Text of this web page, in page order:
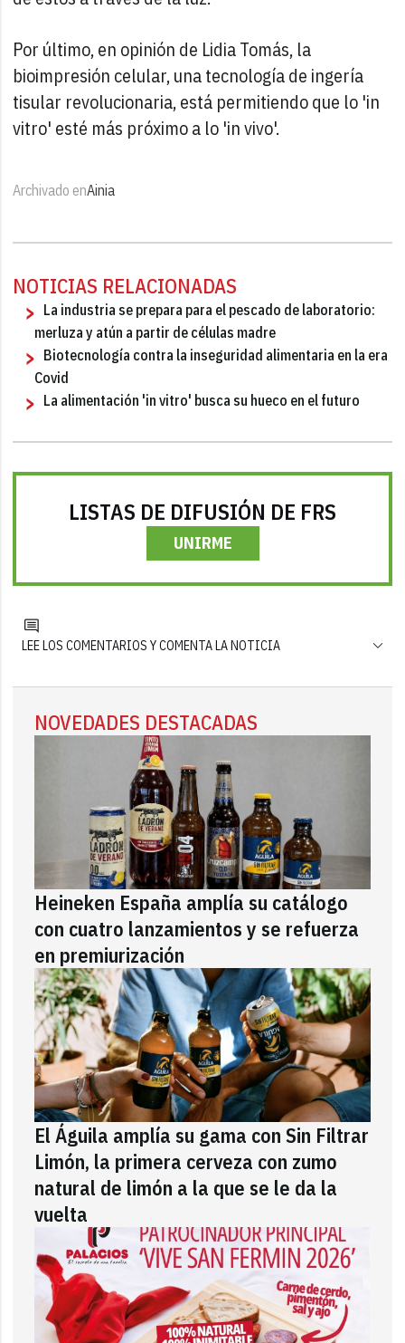
Por último, en opinión de Lidia Tomás, la
bioimpresión celular, una tecnología de ingería
tisular revolucionaria, está permitiendo que lo 'in
vitro' esté más próximo a lo 'in vivo'.
Archivado enAinia
NOTICIAS RELACIONADAS
La industria se prepara para el pescado de laboratorio:
merluza y atún a partir de células madre
Biotecnología contra la inseguridad alimentaria en la era
Covid
La alimentación 'in vitro' busca su hueco en el futuro
LISTAS DE DIFUSIÓN DE FRS
UNIRME
LEE LOS COMENTARIOS Y COMENTA LA NOTICIA
NOVEDADES DESTACADAS
Heineken España amplía su catálogo
con cuatro lanzamientos y se refuerza
en premiurización
El Águila amplía su gama con Sin Filtrar
Limón, la primera cerveza con zumo
natural de limón a la que se le da la
vuelta